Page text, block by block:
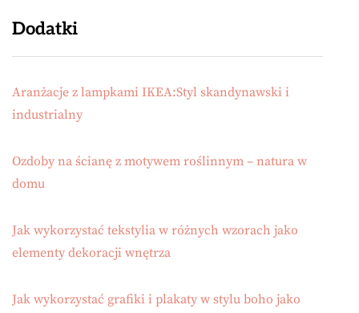
Dodatki
Aranżacje z lampkami IKEA:Styl skandynawski i
industrialny
Ozdoby na ścianę z motywem roślinnym – natura w
domu
Jak wykorzystać tekstylia w różnych wzorach jako
elementy dekoracji wnętrza
Jak wykorzystać grafiki i plakaty w stylu boho jako